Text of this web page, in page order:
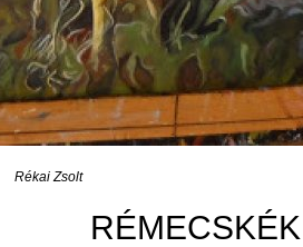
Rékai Zsolt